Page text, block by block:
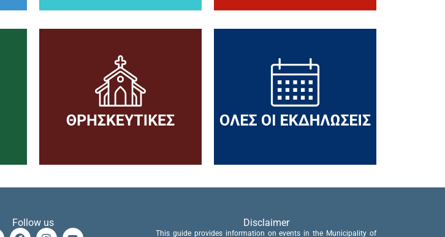
Follow us Disclaimer
This guide provides information on events in the Municipality of